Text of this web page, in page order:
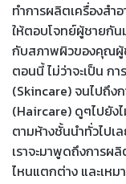
ทำการผลิตเครื่องสำ
ให้ตอบโจทย์ผู้ชายกั
กับสภาพผิวของคุณผู้
ตอนนี้ ไม่ว่าจะเป็น ก
(Skincare) จนไปถึง
(Haircare) ดูๆไปยัง
ตามห้างชั้นนำทั่วไปเล
เราจะมาพูดถึงการผ
ไหนแตกต่าง และเห